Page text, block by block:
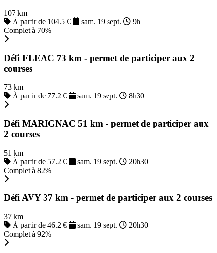
107 km
À partir de 104.5 €
sam. 19 sept.
9h
Complet à 70%
Défi FLEAC 73 km - permet de participer aux 2
courses
73 km
À partir de 77.2 €
sam. 19 sept. 8h30
Défi MARIGNAC 51 km - permet de participer aux
2 courses
51 km
À partir de 57.2 €
sam. 19 sept.
20h30
Complet à 82%
Défi AVY 37 km - permet de participer aux 2 courses
37 km
À partir de 46.2 €
sam. 19 sept.
20h30
Complet à 92%